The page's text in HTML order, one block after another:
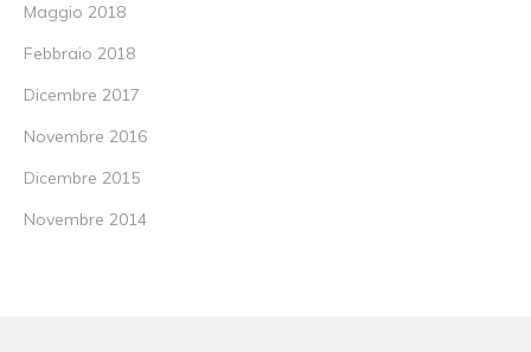
Maggio 2018
Febbraio 2018
Dicembre 2017
Novembre 2016
Dicembre 2015
Novembre 2014